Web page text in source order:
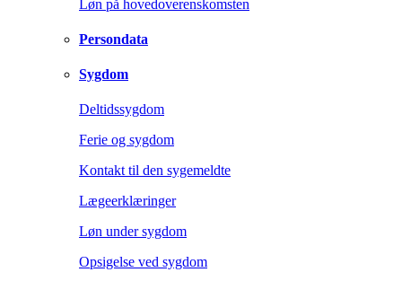
Løn på hovedoverenskomsten
Persondata
Sygdom
Deltidssygdom
Ferie og sygdom
Kontakt til den sygemeldte
Lægeerklæringer
Løn under sygdom
Opsigelse ved sygdom